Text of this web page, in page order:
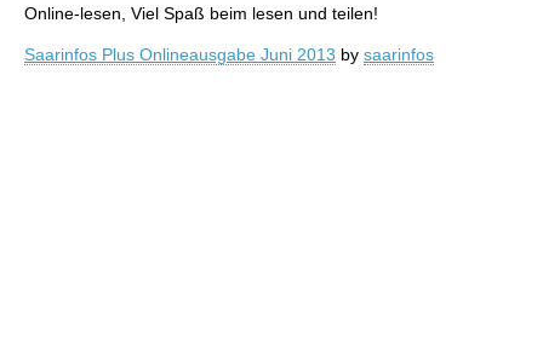
Online-lesen, Viel Spaß beim lesen und teilen!
Saarinfos Plus Onlineausgabe Juni 2013 by saarinfos